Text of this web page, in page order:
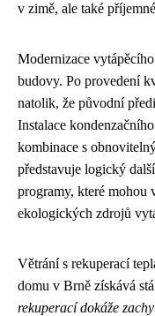
v zimě, ale také
Modernizace
budovy. Po provedení
natolik, že původní
Instalace
kombinace s
představuje logický
programy, které mohou
ekologických zdrojů
Větrání s rekuperací
domu v Brně získává
rekuperací dokáže